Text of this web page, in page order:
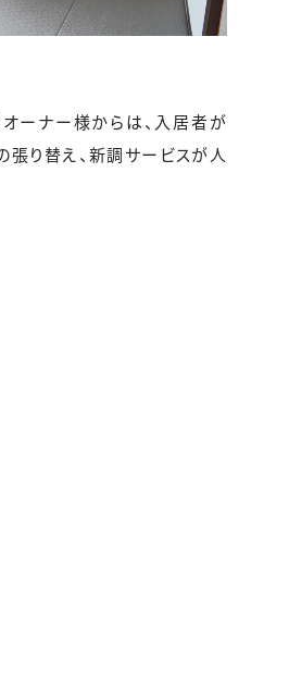
ーナー様からは、入居者が
り替え、新調サービスが人